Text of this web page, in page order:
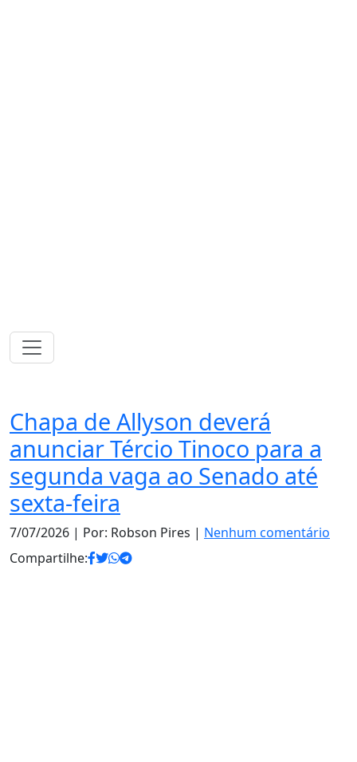
Chapa de Allyson deverá
anunciar Tércio Tinoco para a
segunda vaga ao Senado até
sexta-feira
7/07/2026 | Por: Robson Pires | Nenhum comentário
Compartilhe: